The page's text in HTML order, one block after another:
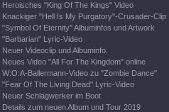
Heroisches "King Of The Kings" Video
Knackiger "Hell Is My Purgatory"-Crusader-Clip
"Symbol Of Eternity" Albuminfos und Artwork
"Barbarian" Lyric-Video
Neuer Videoclip und Albuminfo.
Neues Video "All For The Kingdom" online
W:O:A-Ballermann-Video zu "Zombie Dance"
"Fear Of The Living Dead" Lyric-Video
Neuer Schlagwerker im Boot
Details zum neuen Album und Tour 2019